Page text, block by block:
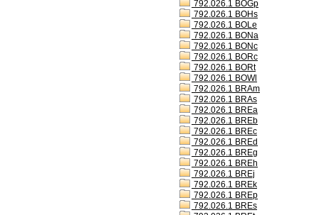
792.026.1 BOGp
792.026.1 BOHs
792.026.1 BOLe
792.026.1 BONa
792.026.1 BONc
792.026.1 BORc
792.026.1 BORt
792.026.1 BOWl
792.026.1 BRAm
792.026.1 BRAs
792.026.1 BREa
792.026.1 BREb
792.026.1 BREc
792.026.1 BREd
792.026.1 BREg
792.026.1 BREh
792.026.1 BREj
792.026.1 BREk
792.026.1 BREp
792.026.1 BREs